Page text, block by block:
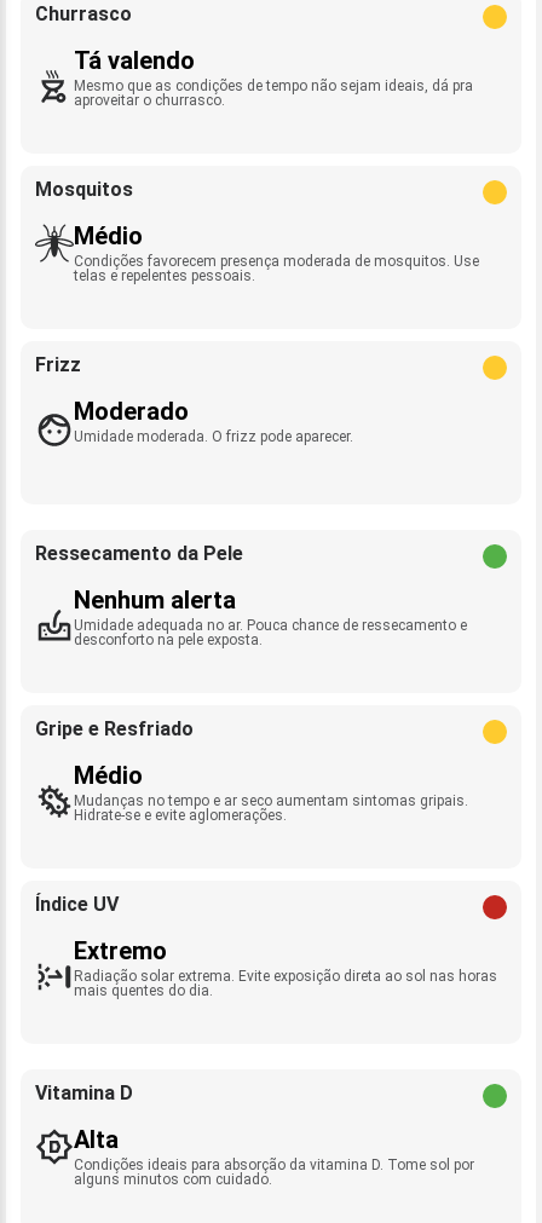
Churrasco
Tá valendo
Mesmo que as condições de tempo não sejam ideais, dá pra
aproveitar o churrasco.
Mosquitos
Médio
Condições favorecem presença moderada de mosquitos. Use
telas e repelentes pessoais.
Frizz
Moderado
Umidade moderada. O frizz pode aparecer.
Ressecamento da Pele
Nenhum alerta
Umidade adequada no ar. Pouca chance de ressecamento e
desconforto na pele exposta.
Gripe e Resfriado
Médio
Mudanças no tempo e ar seco aumentam sintomas gripais.
Hidrate-se e evite aglomerações.
Índice UV
Extremo
Radiação solar extrema. Evite exposição direta ao sol nas horas
mais quentes do dia.
Vitamina D
Alta
Condições ideais para absorção da vitamina D. Tome sol por
alguns minutos com cuidado.